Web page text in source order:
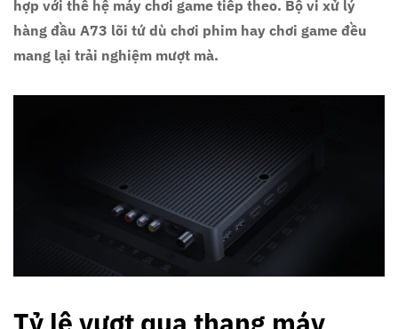
hợp với thế hệ máy chơi game tiếp theo. Bộ vi xử lý
hàng đầu A73 lõi tứ dù chơi phim hay chơi game đều
mang lại trải nghiệm mượt mà.
Tỷ lệ vượt qua thang máy